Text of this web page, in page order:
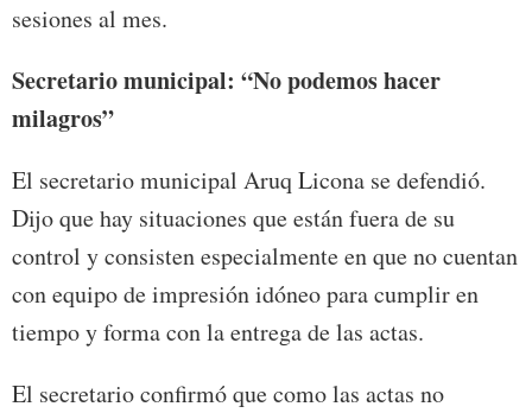
sesiones al mes.
Secretario municipal: “No podemos hacer
milagros”
El secretario municipal Aruq Licona se defendió.
Dijo que hay situaciones que están fuera de su
control y consisten especialmente en que no cuentan
con equipo de impresión idóneo para cumplir en
tiempo y forma con la entrega de las actas.
El secretario confirmó que como las actas no